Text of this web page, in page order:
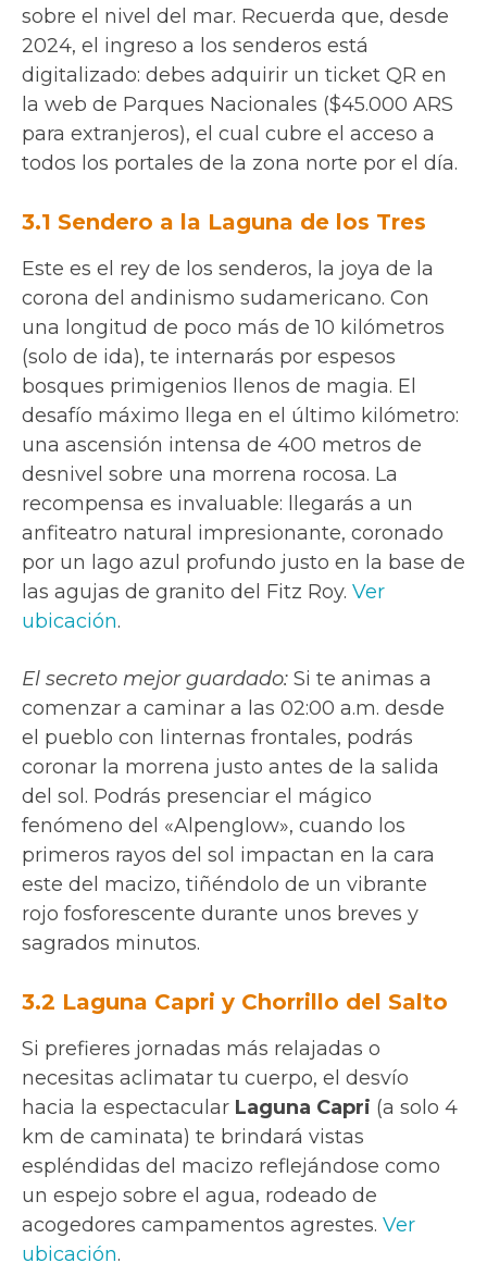
sobre el nivel del mar. Recuerda que, desde
2024, el ingreso a los senderos está
digitalizado: debes adquirir un ticket QR en
la web de Parques Nacionales ($45.000 ARS
para extranjeros), el cual cubre el acceso a
todos los portales de la zona norte por el día.
3.1 Sendero a la Laguna de los Tres
Este es el rey de los senderos, la joya de la
corona del andinismo sudamericano. Con
una longitud de poco más de 10 kilómetros
(solo de ida), te internarás por espesos
bosques primigenios llenos de magia. El
desafío máximo llega en el último kilómetro:
una ascensión intensa de 400 metros de
desnivel sobre una morrena rocosa. La
recompensa es invaluable: llegarás a un
anfiteatro natural impresionante, coronado
por un lago azul profundo justo en la base de
las agujas de granito del Fitz Roy. Ver
ubicación.
El secreto mejor guardado: Si te animas a
comenzar a caminar a las 02:00 a.m. desde
el pueblo con linternas frontales, podrás
coronar la morrena justo antes de la salida
del sol. Podrás presenciar el mágico
fenómeno del «Alpenglow», cuando los
primeros rayos del sol impactan en la cara
este del macizo, tiñéndolo de un vibrante
rojo fosforescente durante unos breves y
sagrados minutos.
3.2 Laguna Capri y Chorrillo del Salto
Si prefieres jornadas más relajadas o
necesitas aclimatar tu cuerpo, el desvío
hacia la espectacular Laguna Capri (a solo 4
km de caminata) te brindará vistas
espléndidas del macizo reflejándose como
un espejo sobre el agua, rodeado de
acogedores campamentos agrestes. Ver
ubicación.